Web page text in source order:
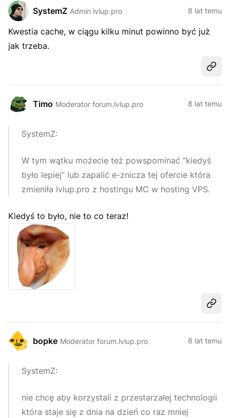
SystemZ Admin lvlup.pro 8 lat temu
Kwestia cache, w ciągu kilku minut powinno być już
jak trzeba.
Timo Moderator forum.lvlup.pro 8 lat temu
SystemZ:
W tym wątku możecie też powspominać “kiedyś
było lepiej” lub zapalić e-znicza tej ofercie która
zmieniła lvlup.pro z hostingu MC w hosting VPS.
Kiedyś to było, nie to co teraz!
bopke Moderator forum.lvlup.pro 8 lat temu
SystemZ:
nie chcę aby korzystali z przestarzałej technologii
która staje się z dnia na dzień co raz mniej